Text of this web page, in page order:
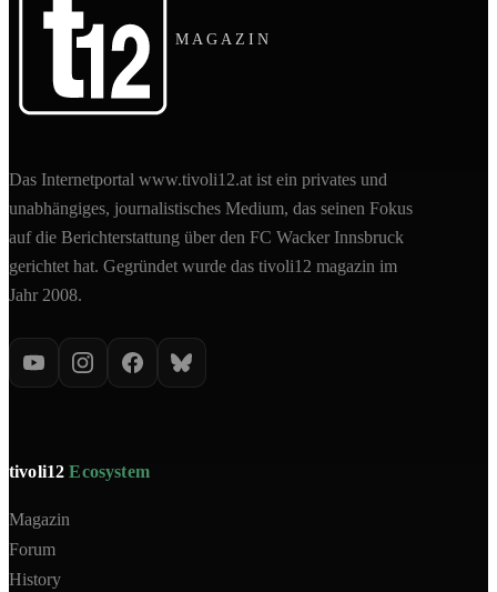
MAGAZIN
Das Internetportal www.tivoli12.at ist ein privates und
unabhängiges, journalistisches Medium, das seinen Fokus
auf die Berichterstattung über den FC Wacker Innsbruck
gerichtet hat. Gegründet wurde das tivoli12 magazin im
Jahr 2008.
tivoli12Ecosystem
Magazin
Forum
History